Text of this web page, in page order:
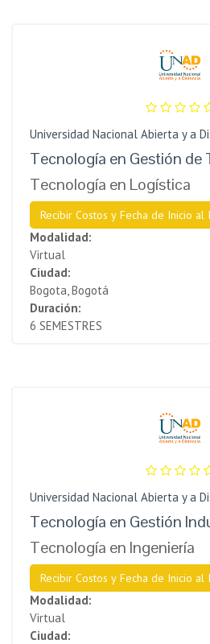
Universidad Nacional Abierta y a
Tecnología en Gestión de
Tecnología en Logística
Recibir Costos y Fecha de Inicio al
Modalidad:
Virtual
Ciudad:
Bogota, Bogotá
Duración:
6 SEMESTRES
Universidad Nacional Abierta y a
Tecnología en Gestión
Tecnología en Ingeniería
Recibir Costos y Fecha de Inicio al
Modalidad:
Virtual
Ciudad: